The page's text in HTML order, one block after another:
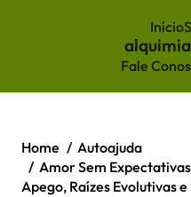
Início
Fale
content
Home
Autoajuda
Amor Sem
Apego, Raízes Evolutivas